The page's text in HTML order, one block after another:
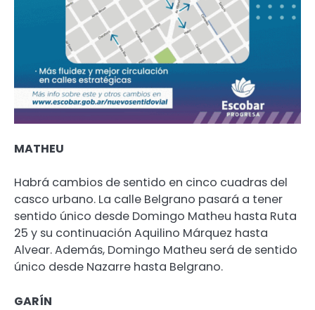
MATHEU
Habrá cambios de sentido en cinco cuadras del
casco urbano. La calle Belgrano pasará a tener
sentido único desde Domingo Matheu hasta Ruta
25 y su continuación Aquilino Márquez hasta
Alvear. Además, Domingo Matheu será de sentido
único desde Nazarre hasta Belgrano.
GARÍN